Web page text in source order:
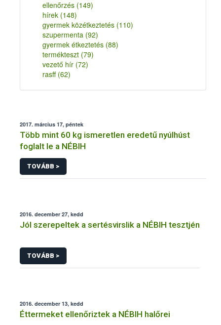
ellenőrzés (149)
hírek (148)
gyermek közétkeztetés (110)
szupermenta (92)
gyermek étkeztetés (88)
termékteszt (79)
vezető hír (72)
rasff (62)
2017. március 17, péntek
Több mint 60 kg ismeretlen eredetű nyúlhúst
foglalt le a NÉBIH
TOVÁBB >
2016. december 27, kedd
Jól szerepeltek a sertésvirslik a NÉBIH tesztjén
TOVÁBB >
2016. december 13, kedd
Éttermeket ellenőriztek a NÉBIH halőrei